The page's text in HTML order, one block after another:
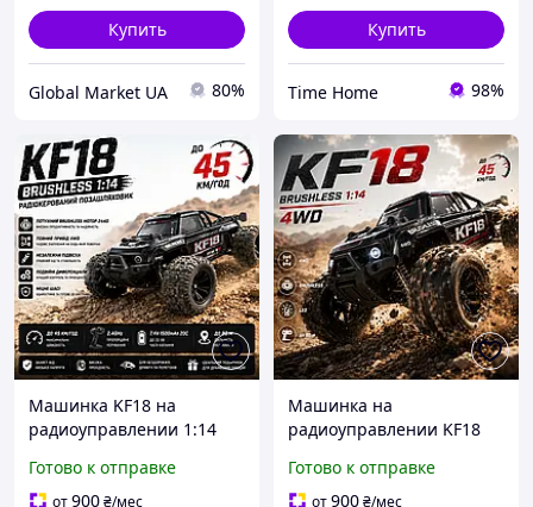
Купить
Global Market UA 80%
Купить
Time Home 98%
Машинка KF18 на
радиоуправлении 1:14
км/ч Радиоуправляемый
джип монстр-трак
Готово к отправке
от900₴/мес
Машинка на
радиоуправлении KF18
мощный RC внедорожник
до 45 км/ч для
Готово к отправке
от900₴/мес